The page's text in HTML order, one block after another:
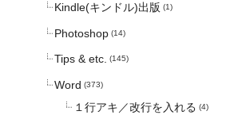
Kindle(キンドル)出版 (1)
Photoshop (14)
Tips & etc. (145)
Word (373)
１行アキ／改行を入れる (4)